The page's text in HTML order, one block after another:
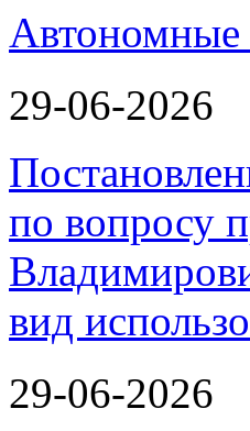
Автономные
29-06-2026
по вопросу
вид
29-06-2026